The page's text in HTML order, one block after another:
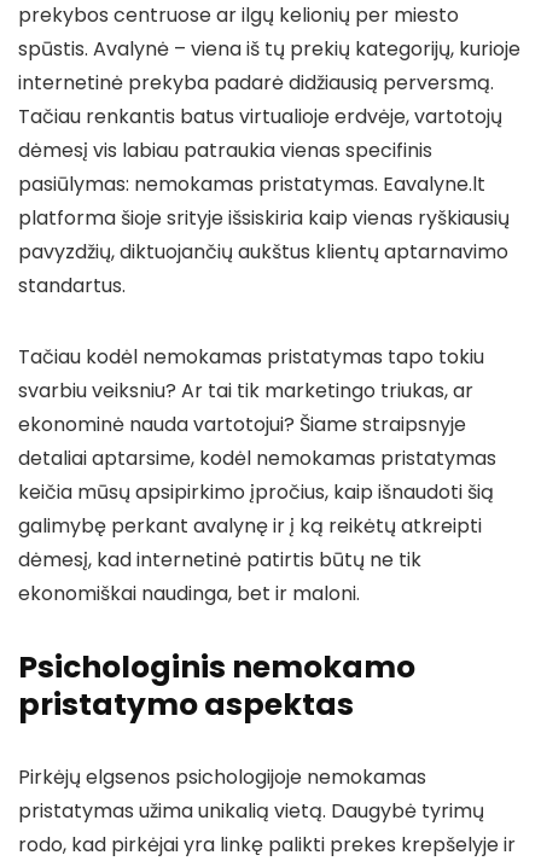
prekybos centruose ar ilgų kelionių per miesto
spūstis. Avalynė – viena iš tų prekių kategorijų, kurioje
internetinė prekyba padarė didžiausią perversmą.
Tačiau renkantis batus virtualioje erdvėje, vartotojų
dėmesį vis labiau patraukia vienas specifinis
pasiūlymas: nemokamas pristatymas. Eavalyne.lt
platforma šioje srityje išsiskiria kaip vienas ryškiausių
pavyzdžių, diktuojančių aukštus klientų aptarnavimo
standartus.
Tačiau kodėl nemokamas pristatymas tapo tokiu
svarbiu veiksniu? Ar tai tik marketingo triukas, ar
ekonominė nauda vartotojui? Šiame straipsnyje
detaliai aptarsime, kodėl nemokamas pristatymas
keičia mūsų apsipirkimo įpročius, kaip išnaudoti šią
galimybę perkant avalynę ir į ką reikėtų atkreipti
dėmesį, kad internetinė patirtis būtų ne tik
ekonomiškai naudinga, bet ir maloni.
Psichologinis nemokamo
pristatymo aspektas
Pirkėjų elgsenos psichologijoje nemokamas
pristatymas užima unikalią vietą. Daugybė tyrimų
rodo, kad pirkėjai yra linkę palikti prekes krepšelyje ir